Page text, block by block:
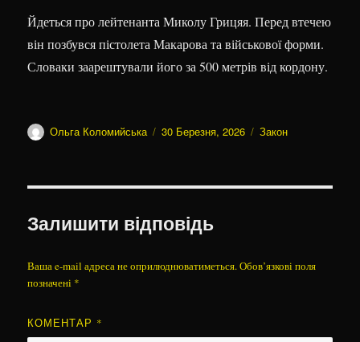
Йдеться про лейтенанта Миколу Грицяя. Перед втечею
він позбувся пістолета Макарова та військової форми.
Словаки заарештували його за 500 метрів від кордону.
Автор
Ольга Коломийська Оприлюднено
30 Березня, 2026 Категорії
Закон
Залишити відповідь
Ваша e-mail адреса не оприлюднюватиметься.Обов’язкові поля
позначені *
КОМЕНТАР *